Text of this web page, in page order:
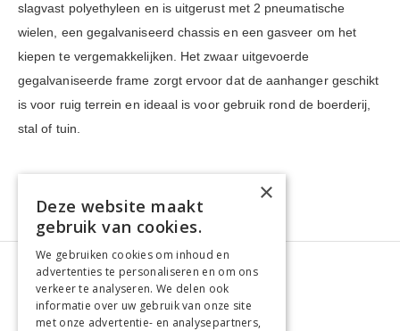
slagvast polyethyleen en is uitgerust met 2 pneumatische
wielen, een gegalvaniseerd chassis en een gasveer om het
kiepen te vergemakkelijken. Het zwaar uitgevoerde
gegalvaniseerde frame zorgt ervoor dat de aanhanger geschikt
is voor ruig terrein en ideaal is voor gebruik rond de boerderij,
stal of tuin.
×
Deze website maakt
gebruik van cookies.
We gebruiken cookies om inhoud en
advertenties te personaliseren en om ons
verkeer te analyseren. We delen ook
informatie over uw gebruik van onze site
met onze advertentie- en analysepartners,